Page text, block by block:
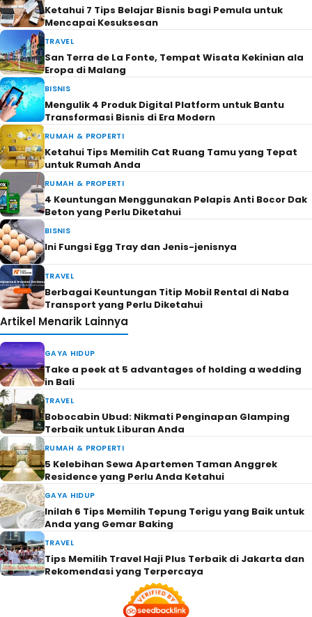
Ketahui 7 Tips Belajar Bisnis bagi Pemula untuk
Mencapai Kesuksesan
TRAVEL
San Terra de La Fonte, Tempat Wisata Kekinian ala
Eropa di Malang
BISNIS
Mengulik 4 Produk Digital Platform untuk Bantu
Transformasi Bisnis di Era Modern
RUMAH & PROPERTI
Ketahui Tips Memilih Cat Ruang Tamu yang Tepat
untuk Rumah Anda
RUMAH & PROPERTI
4 Keuntungan Menggunakan Pelapis Anti Bocor Dak
Beton yang Perlu Diketahui
BISNIS
Ini Fungsi Egg Tray dan Jenis-jenisnya
TRAVEL
Berbagai Keuntungan Titip Mobil Rental di Naba
Transport yang Perlu Diketahui
Artikel Menarik Lainnya
GAYA HIDUP
Take a peek at 5 advantages of holding a wedding
in Bali
TRAVEL
Bobocabin Ubud: Nikmati Penginapan Glamping
Terbaik untuk Liburan Anda
RUMAH & PROPERTI
5 Kelebihan Sewa Apartemen Taman Anggrek
Residence yang Perlu Anda Ketahui
GAYA HIDUP
Inilah 6 Tips Memilih Tepung Terigu yang Baik untuk
Anda yang Gemar Baking
TRAVEL
Tips Memilih Travel Haji Plus Terbaik di Jakarta dan
Rekomendasi yang Terpercaya